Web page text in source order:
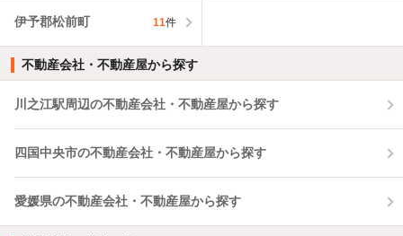
伊予郡松前町 11件
不動産会社・不動産屋から探す
川之江駅周辺の不動産会社・不動産屋から探す
四国中央市の不動産会社・不動産屋から探す
愛媛県の不動産会社・不動産屋から探す